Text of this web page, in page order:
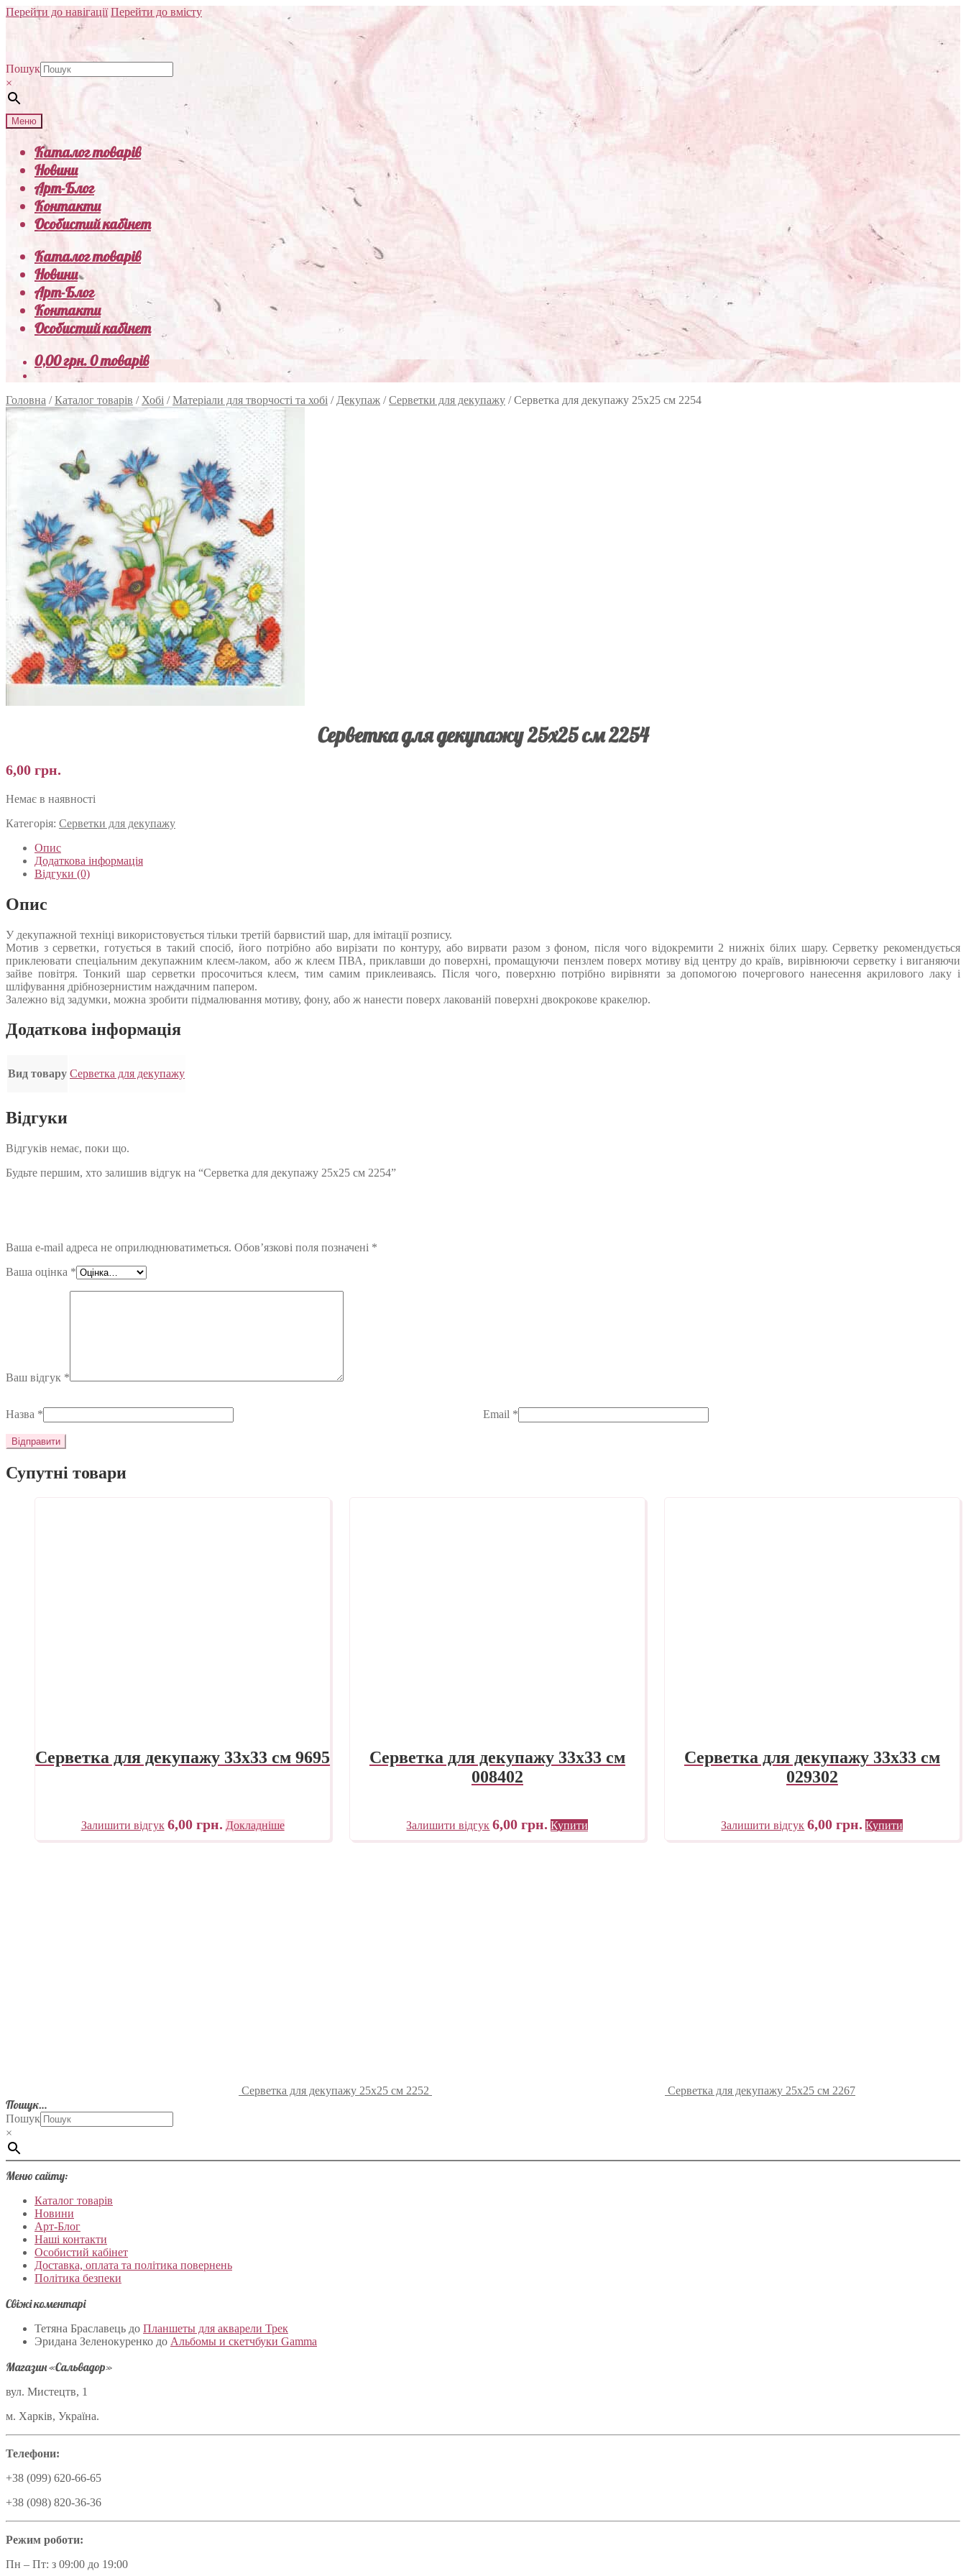
Перейти до навігації Перейти до вмісту
Пошук
×
Меню
Каталог товарів
Новини
Арт-Блог
Контакти
Особистий кабінет
Каталог товарів
Новини
Арт-Блог
Контакти
Особистий кабінет
0,00грн.0 товарів
Головна /Каталог товарів / Хобі /Матеріали для творчості та хобі / Декупаж /Серветки для декупажу /Серветка для декупажу 25х25 см 2254
Серветка для декупажу 25х25 см 2254
6,00 грн.
Немає в наявності
Категорія: Серветки для декупажу
Опис
Додаткова інформація
Відгуки (0)
Опис
У декупажной техніці використовується тільки третій барвистий шар, для імітації розпису.
Мотив з серветки, готується в такий спосіб, його потрібно або вирізати по контуру, або вирвати разом з фоном, після чого відокремити 2 нижніх білих шару. Серветку рекомендується
приклеювати спеціальним декупажним клеєм-лаком, або ж клеєм ПВА, приклавши до поверхні, промащуючи пензлем поверх мотиву від центру до країв, вирівнюючи серветку і виганяючи
зайве повітря. Тонкий шар серветки просочиться клеєм, тим самим приклеиваясь. Після чого, поверхню потрібно вирівняти за допомогою почергового нанесення акрилового лаку і
шліфування дрібнозернистим наждачним папером.
Залежно від задумки, можна зробити підмалювання мотиву, фону, або ж нанести поверх лакованій поверхні двокрокове кракелюр.
Додаткова інформація
Вид товару Серветка для декупажу
Відгуки
Відгуків немає, поки що.
Будьте першим, хто залишив відгук на “Серветка для декупажу 25х25 см 2254”
Ваша e-mail адреса не оприлюднюватиметься. Обов’язкові поля позначені *
Ваша оцінка *
Ваш відгук *
Назва * Email *
Супутні товари
Серветка для декупажу 33х33 см 9695
Залишити відгук 6,00 грн. Докладніше
Серветка для декупажу 33х33 см
008402
Залишити відгук 6,00грн. Купити
Серветка для декупажу 33х33 см
029302
Залишити відгук 6,00грн. Купити
Серветка для декупажу 25х25 см 2252 Серветка для декупажу 25х25 см 2267
Пошук…
Пошук
×
Меню сайту:
Каталог товарів
Новини
Арт-Блог
Наші контакти
Особистий кабінет
Доставка, оплата та політика повернень
Політика безпеки
Свіжі коментарі
Тетяна Браславець до Планшеты для акварели Трек
Эридана Зеленокуренко до Альбомы и скетчбуки Gamma
Магазин «Сальвадор»
вул. Мистецтв, 1
м. Харків, Україна.
Телефони:
+38 (099) 620-66-65
+38 (098) 820-36-36
Режим роботи:
Пн – Пт: з 09:00 до 19:00